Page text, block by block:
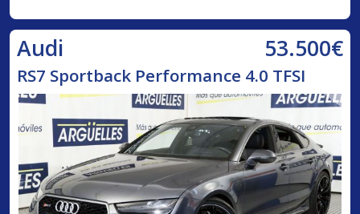
Audi 53.500€
RS7 Sportback Performance 4.0 TFSI